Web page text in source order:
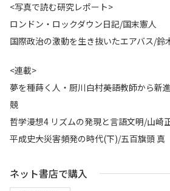
<写真で読む研究レポート>
ロンドン・ロックダウン日記/国末憲人
国際政治の激動を生き抜いたエアバス/鈴
<連載>
夢を種蒔く人・厨川白村――英語教師から
競
哲学漫想4 リズムの発現と言語文明/山崎
平成史――大災害頻発の時代(下)/五百旗頭 真
ネット書店で購入